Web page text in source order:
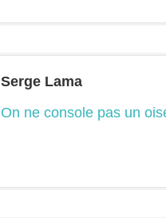
Serge Lama
On ne console pas un